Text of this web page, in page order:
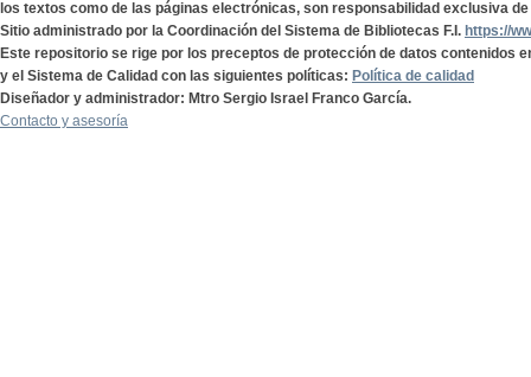
los textos como de las páginas electrónicas, son responsabilidad exclusiva
Sitio administrado por la Coordinación del Sistema de Bibliotecas F.I. https://
Este repositorio se rige por los preceptos de protección de datos contenidos
y el Sistema de Calidad con las siguientes políticas: Política de calidad
Diseñador y administrador: Mtro Sergio Israel Franco García.
Contacto y asesoría